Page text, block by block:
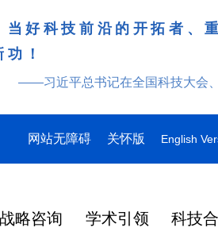
好科技前沿的开拓者、
！
——习近平总书记在全国科技大会
网站无障碍 关怀版 English
战略咨询 学术引领 科技